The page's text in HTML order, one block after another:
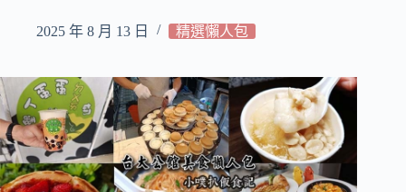
2025 年 8 月 13 日 精選懶人包